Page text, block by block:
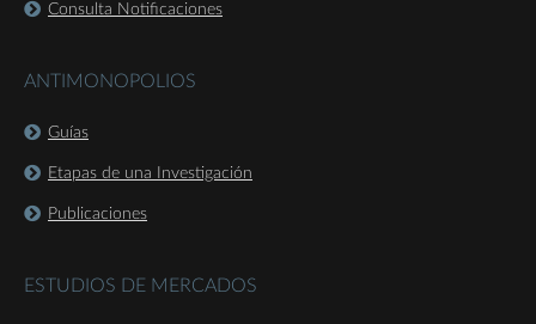
Consulta Notificaciones
ANTIMONOPOLIOS
Guías
Etapas de una Investigación
Publicaciones
ESTUDIOS DE MERCADOS